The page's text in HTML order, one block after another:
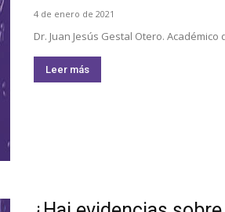
4 de enero de 2021
Dr. Juan Jesús Gestal Otero.
Leer más